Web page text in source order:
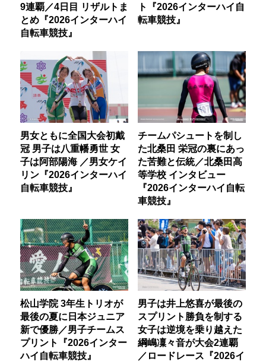
9連覇／4日目 リザルトま
とめ『2026インターハイ
自転車競技』
ト『2026インターハイ自
転車競技』
男女ともに全国大会初戴
冠 男子は八重幡勇世 女
子は阿部陽海 ／男女ケイ
リン『2026インターハイ
自転車競技』
チームパシュートを制し
た北桑田 栄冠の裏にあっ
た苦難と伝統／北桑田高
等学校 インタビュー
『2026インターハイ自転
車競技』
松山学院 3年生トリオが
最後の夏に日本ジュニア
新で優勝／男子チームス
プリント『2026インター
ハイ自転車競技』
男子は井上悠喜が最後の
スプリント勝負を制する
女子は逆境を乗り越えた
綱嶋凜々音が大会2連覇
／ロードレース『2026イ